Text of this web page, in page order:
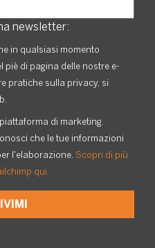
newsletter:
in qualsiasi momento
piè di pagina delle nostre e-
pratiche sulla privacy, si
di marketing.
che le tue informazioni
l'elaborazione. Scopri di più
qui.